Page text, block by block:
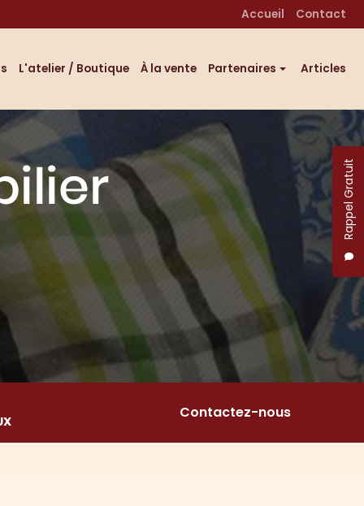
Rappel Gratuit
Accueil Contact
L'atelier / Boutique À la vente Partenaires
Éditeurs tissus
Professionnels décoration
Articles
Contactez-nous